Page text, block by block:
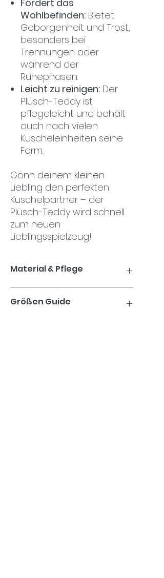
Fördert das
Wohlbefinden: Bietet
Geborgenheit und Trost,
besonders bei
Trennungen oder
während der
Ruhephasen.
Leicht zu reinigen: Der
Plüsch-Teddy ist
pflegeleicht und behält
auch nach vielen
Kuscheleinheiten seine
Form.
Gönn deinem kleinen
Liebling den perfekten
Kuschelpartner – der
Plüsch-Teddy wird schnell
zum neuen
Lieblingsspielzeug!
Material & Pflege
Größe: Perfekt für kleine Hunde
Größen Guide